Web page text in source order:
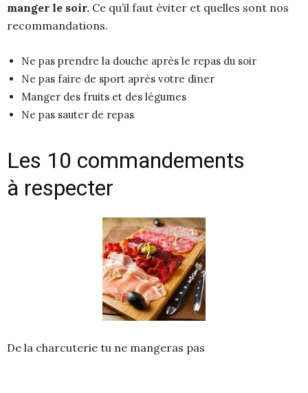
manger le soir. Ce qu’il faut éviter et quelles sont nos
recommandations.
Ne pas prendre la douche après le repas du soir
Ne pas faire de sport après votre diner
Manger des fruits et des légumes
Ne pas sauter de repas
Les 10 commandements
à respecter
De la charcuterie tu ne mangeras pas